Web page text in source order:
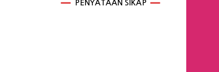
PENYATAAN SIKAP